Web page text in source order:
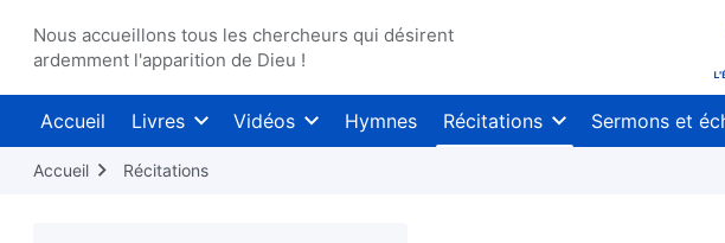
Nous accueillons tous les chercheurs qui désirent
ardemment l'apparition de Dieu !
Accueil Livres Vidéos Hymnes Récitations Sermons et
Accueil Récitations
L'incarnation | Extrait 100
Paroles de Dieu quotidiennes :
L'incarnation | Extrait 101
Paroles de Dieu quotidiennes :